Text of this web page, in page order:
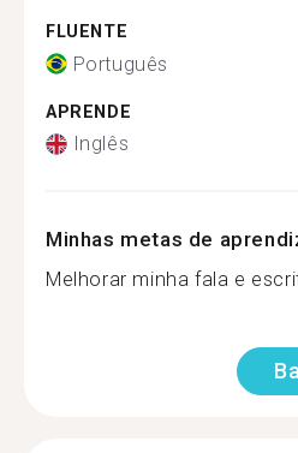
FLUENTE
Português
APRENDE
Inglês
Minhas metas de
Melhorar minha fala e